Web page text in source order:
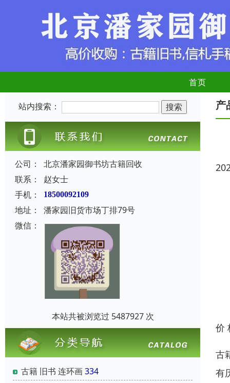
首页
站内搜索：
公司：
北京潘家园御书坊古籍回收
联系：
赵女士
手机：
18500092109
地址：
潘家园旧货市场丁排79号
微信：
本站共被浏览过 5487927 次
古籍 旧书 连环画334
产
价
古
有